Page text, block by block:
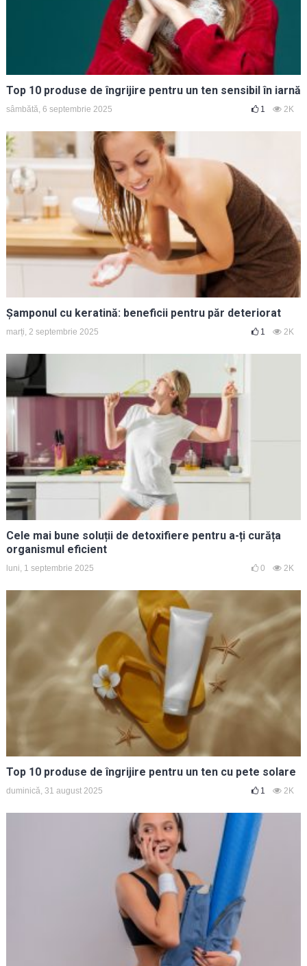
Top 10 produse de îngrijire pentru un ten sensibil în iarnă
sâmbătă, 6 septembrie 2025 1 2K
Șamponul cu keratină: beneficii pentru păr deteriorat
marți, 2 septembrie 2025 1 2K
Cele mai bune soluții de detoxifiere pentru a-ți curăța
organismul eficient
luni, 1 septembrie 2025 0 2K
Top 10 produse de îngrijire pentru un ten cu pete solare
duminică, 31 august 2025 1 2K